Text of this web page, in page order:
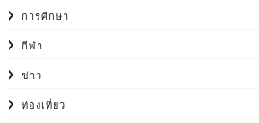
การศีกษา
กีฬา
ข่าว
ท่องเที่ยว